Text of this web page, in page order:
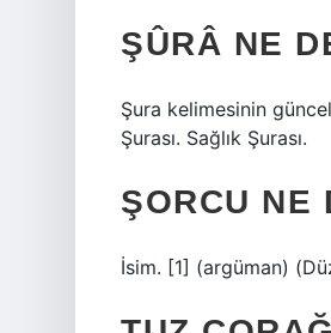
ŞÛRÂ NE
Şura kelimesinin
Şurası. Sağlık Şurası.
ŞORCU NE
İsim. [1] (argüman)